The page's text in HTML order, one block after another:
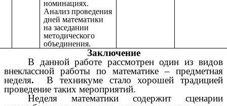
номинациях.
Анализ проведения
дней математики
на заседании
методического
объединения.
Заключение
В данной работе рассмотрен один из видов
внеклассной работы по математике – предметная
неделя.
В техникуме стало хорошей традицией
проведение таких мероприятий.
Неделя математики содержит сценарии